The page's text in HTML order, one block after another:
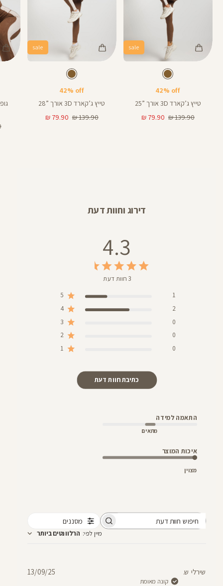
sale
צבע
חום
42% off
טייץ ג’קארד 3D אורך ”25
מחיר
79.90 ₪
מחיר
139.90 ₪
sale
צבע
חום
42% off
טייץ ג’קארד 3D אורך ”28
מחיר
79.90 ₪
מחיר
139.90 ₪
דירוג וחוות דעת
4.3
3 חוות דעת
5
1
4
2
3
0
2 0
1 0
כתיבת חוות דעת
התאמה למידה
מתאים
איכות המוצר
מצוין
מסננים
מיין לפי: הרלוונטים ביותר
שירלי ש.
קונה מאומת
13/09/25